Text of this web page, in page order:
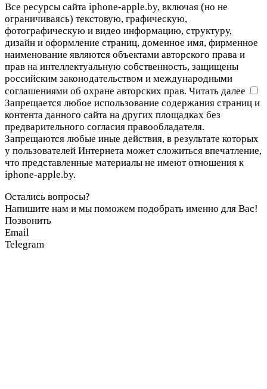
Все ресурсы сайта iphone-apple.by, включая (но не
ограничиваясь) текстовую, графическую,
фотографическую и видео информацию, структуру,
дизайн и оформление страниц, доменное имя, фирменное
наименование являются объектами авторского права и
прав на интеллектуальную собственность, защищены
российским законодательством и международными
соглашениями об охране авторских прав. Читать далее
Запрещается любое использование содержания страниц и
контента данного сайта на других площадках без
предварительного согласия правообладателя.
Запрещаются любые иные действия, в результате которых
у пользователей Интернета может сложиться впечатление,
что представленные материалы не имеют отношения к
iphone-apple.by.
Остались вопросы?
Напишите нам и мы поможем подобрать именно для Вас!
Позвонить
Email
Telegram